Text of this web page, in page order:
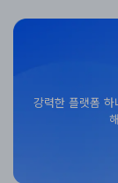
강력한 플랫폼